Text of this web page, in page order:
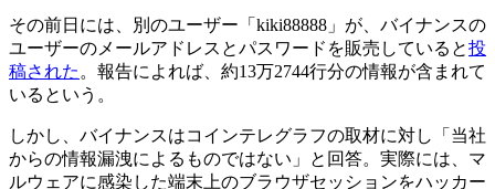
その前日には、別のユーザー「kiki88888」が、バイナンスの
ユーザーのメールアドレスとパスワードを販売していると投
稿された 。報告によれば、約13万2744行分の情報が含まれて
いるという。
しかし、バイナンスはコインテレグラフの取材に対し「当社
からの情報漏洩によるものではない」と回答。実際には、マ
ルウェアに感染した端末上のブラウザセッションをハッカー